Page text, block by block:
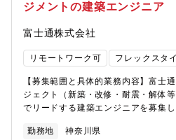
量、契約電力30,000kW以上を誇る日
れ、億円単位の投資案件を担当する
開発に必要な設備と各部署との連携
要な役割として大きなやりがいとキ
頻度でしか発生しない特高受電設備
メガソーラー導入など、一般拠点で
な設備改修プロジェクトに主体的に
扱う工事金額は億円単位に上り、企
ジメントの建築エンジニア
富士通株式会社
リモートワーク可 フレックスタ
【募集範囲と具体的業務内容】富士
ジェクト（新築・改修・耐震・解体
でリードする建築エンジニアを募集
ら、品質・コスト・スケジュールを
勤務地 神奈川県